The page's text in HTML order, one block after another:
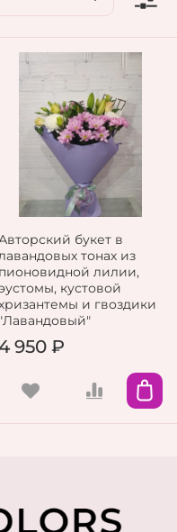
букет в
тонах из
пионовидной лилии,
кустовой
и гвоздики
"Лавандовый"
950 ₽